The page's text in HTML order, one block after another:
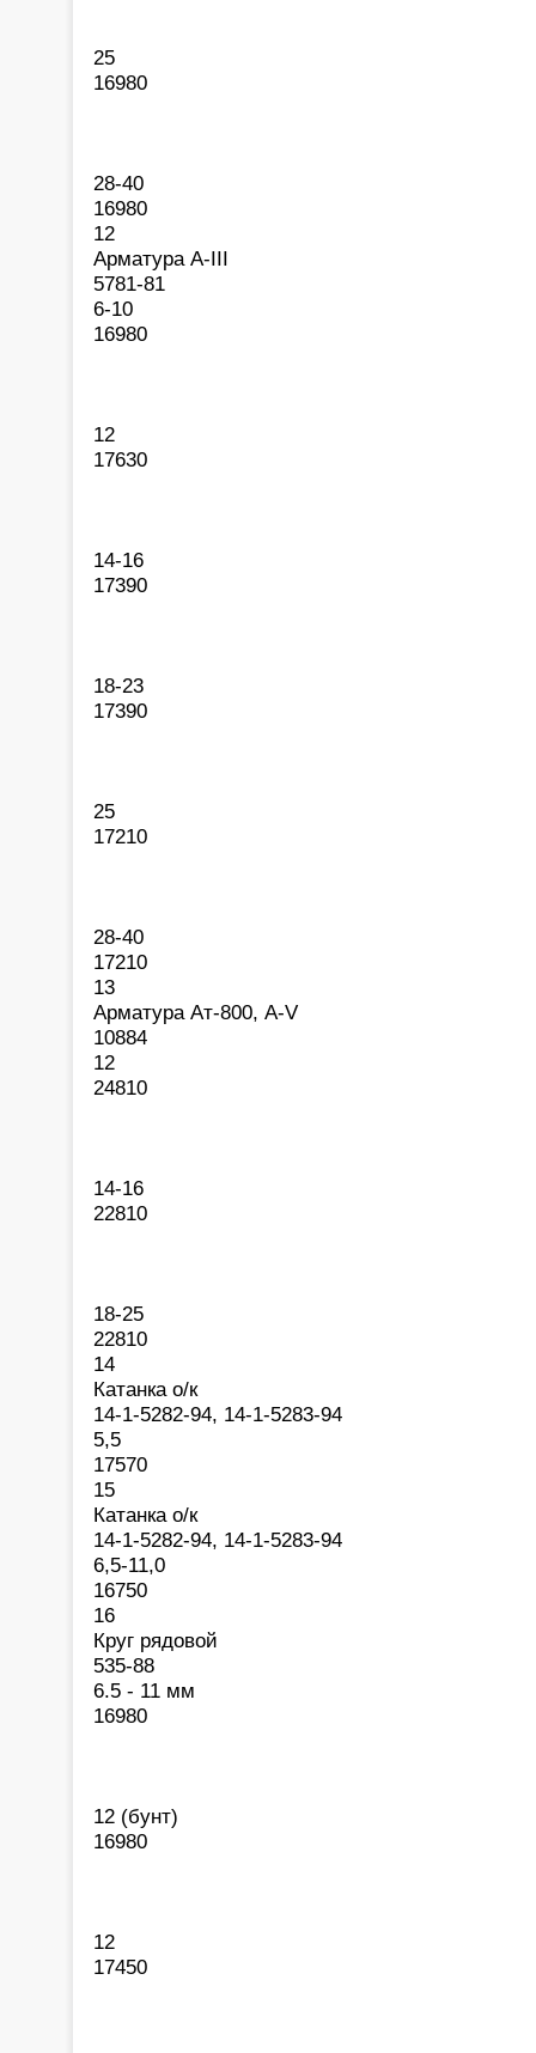
25
16980
28-40
16980
12
Арматура А-III
5781-81
6-10
16980
12
17630
14-16
17390
18-23
17390
25
17210
28-40
17210
13
Арматура Ат-800, A-V
10884
12
24810
14-16
22810
18-25
22810
14
Катанка о/к
14-1-5282-94, 14-1-5283-94
5,5
17570
15
Катанка о/к
14-1-5282-94, 14-1-5283-94
6,5-11,0
16750
16
Круг рядовой
535-88
6.5 - 11 мм
16980
12 (бунт)
16980
12
17450